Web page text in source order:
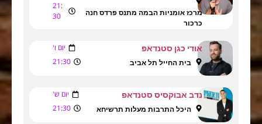
מרכז אומניות הבמה מתנס פרדס חנה
כרכור
21:
30
אודי כגן סטנדאפ יום ו'
בית החייל תל אביב 21:30
נדב אבוקסיס סטנדאפ יום ש'
היכל התרבות מעלות תרשיחא 21:30